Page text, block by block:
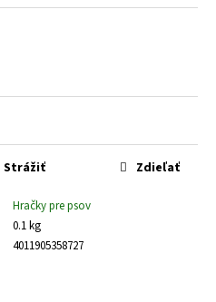
Hračky pre psov
0.1 kg
4011905358727
Strážiť Zdieľať